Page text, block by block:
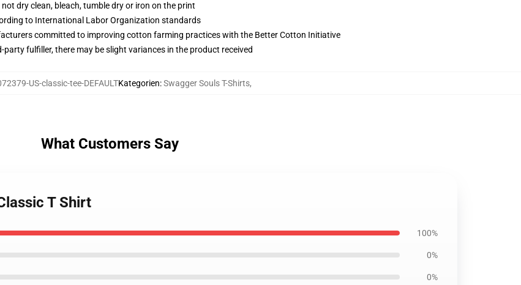
dry clean, bleach, tumble dry or iron on the print
to International Labor Organization standards
committed to improving cotton farming practices with the Better Cotton Initiative
fulfiller, there may be slight variances in the product received
US-classic-tee-DEFAULTKategorien:Swagger Souls T-Shirts,
What Customers Say
T Shirt
100%
0%
0%